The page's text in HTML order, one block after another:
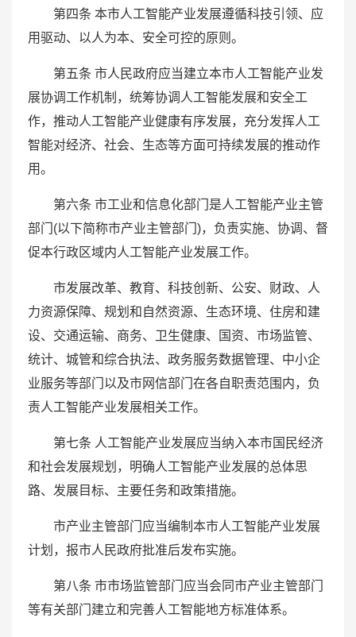
第四条 本市人工智能产业发展遵循科技引领、应
用驱动、以人为本、安全可控的原则。
第五条 市人民政府应当建立本市人工智能产业发
展协调工作机制，统筹协调人工智能发展和安全工
作，推动人工智能产业健康有序发展，充分发挥人工
智能对经济、社会、生态等方面可持续发展的推动作
用。
第六条 市工业和信息化部门是人工智能产业主管
部门(以下简称市产业主管部门)，负责实施、协调、督
促本行政区域内人工智能产业发展工作。
市发展改革、教育、科技创新、公安、财政、人
力资源保障、规划和自然资源、生态环境、住房和建
设、交通运输、商务、卫生健康、国资、市场监管、
统计、城管和综合执法、政务服务数据管理、中小企
业服务等部门以及市网信部门在各自职责范围内，负
责人工智能产业发展相关工作。
第七条 人工智能产业发展应当纳入本市国民经济
和社会发展规划，明确人工智能产业发展的总体思
路、发展目标、主要任务和政策措施。
市产业主管部门应当编制本市人工智能产业发展
计划，报市人民政府批准后发布实施。
第八条 市市场监管部门应当会同市产业主管部门
等有关部门建立和完善人工智能地方标准体系。